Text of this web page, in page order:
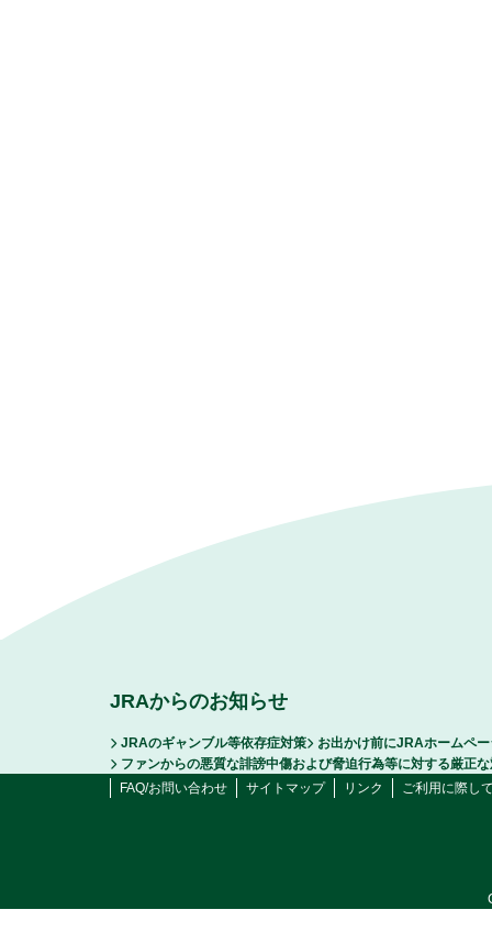
JRAからのお知らせ
JRAのギャンブル等依存症対策
お出かけ前にJRAホームペ
ファンからの悪質な誹謗中傷および脅迫行為等に対する厳正
FAQ/お問い合わせ
サイトマップ リンク ご利用に際し